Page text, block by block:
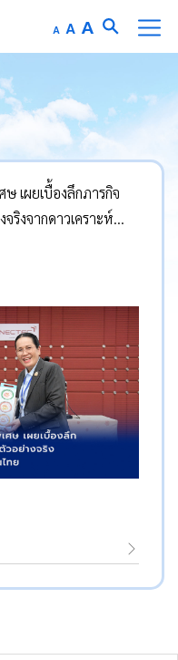
A Decrease
font
AReset
font
A Increase
font
เผยเบื้องลึกภารกิจ
ริงจากดาวเคราะห์